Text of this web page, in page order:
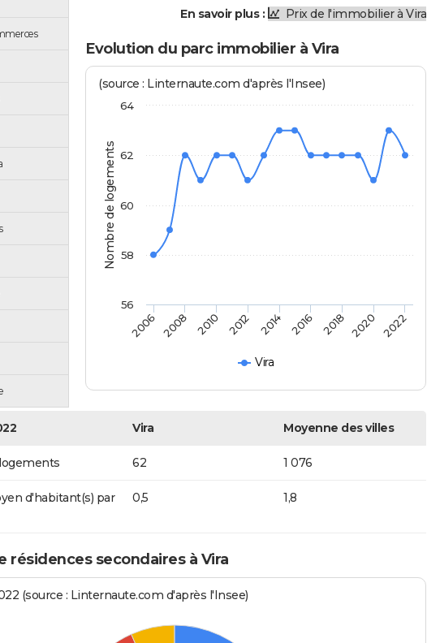
En savoir plus : Prix de l'immobilier à Vira
Evolution du parc immobilier à Vira
Nombre de logements
(source : Linternaute.com d'après l'Insee)
Vira
2006 2008 2010 2012 2014 2016 2018 2020 2022
58
60
62
64
56
Vira Moyenne des villes
62 1 076
d'habitant(s) par
0,5 1,8
résidences secondaires à Vira
(source : Linternaute.com d'après l'Insee)